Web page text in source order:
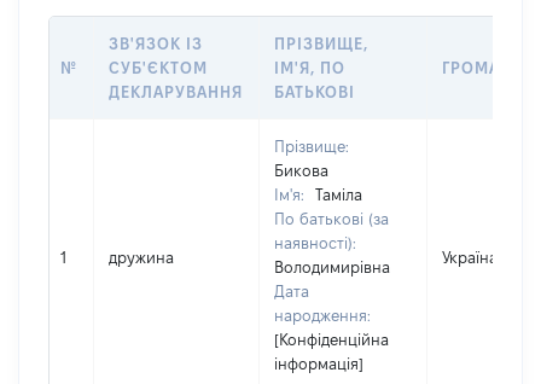
№
ЗВ'ЯЗОК ІЗ
СУБ'ЄКТОМ
ДЕКЛАРУВАННЯ
ПРІЗВИЩЕ,
ІМ'Я, ПО
БАТЬКОВІ
1 дружина
Прізвище:
Бикова
Ім'я:
Таміла
По батькові (за
наявності):
Володимирівна
Дата
народження:
[Конфіденційна
інформація]
Україна